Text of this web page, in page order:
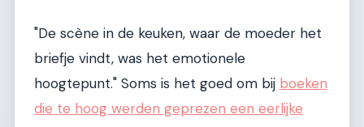
"De scène in de keuken, waar de moeder het
briefje vindt, was het emotionele
hoogtepunt." Soms is het goed om bij boeken
die te hoog werden geprezen een eerlijke